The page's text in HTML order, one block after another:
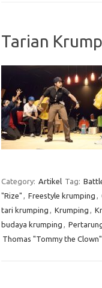
Tarian
Category: Artikel Tag:
"Rize"
Freestyle krumping
tari krumping
Krumping
budaya krumping
Thomas "Tommy the